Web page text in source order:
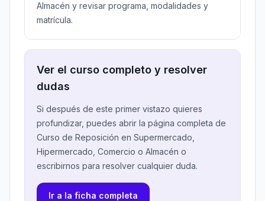
Almacén y revisar programa, modalidades y
matrícula.
Ver el curso completo y resolver
dudas
Si después de este primer vistazo quieres
profundizar, puedes abrir la página completa de
Curso de Reposición en Supermercado,
Hipermercado, Comercio o Almacén o
escribirnos para resolver cualquier duda.
Ir a la ficha completa